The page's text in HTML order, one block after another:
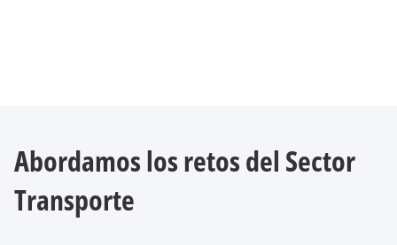
Abordamos los retos del Sector
Transporte